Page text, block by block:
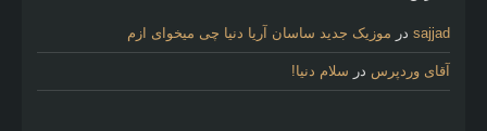
sajjad در موزیک جدید ساسان آریا دنیا چی میخوای ازم
آقای وردپرس در سلام دنیا!